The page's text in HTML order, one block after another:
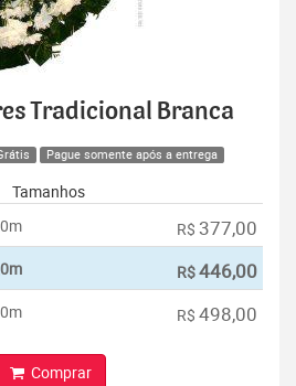
Tradicional Branca
Pague somente após a entrega
Tamanhos
R$ 377,00
R$446,00
R$ 498,00
Comprar